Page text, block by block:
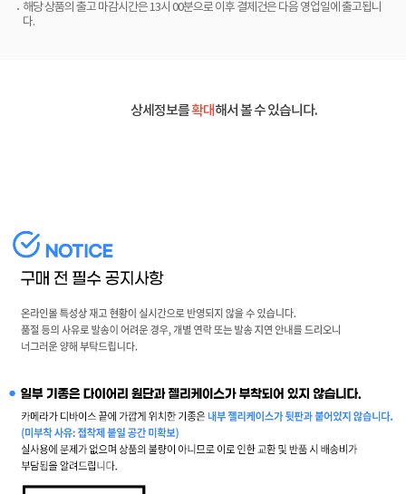
해당 상품의 출고 마감시간은 13시 00분으로 이후 결제건은 다음 영업일에 출고됩니
다.
상세정보를확대해서 볼 수 있습니다.